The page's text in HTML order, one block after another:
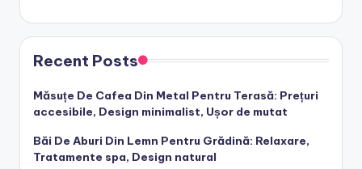
Recent Posts
Măsuțe De Cafea Din Metal Pentru Terasă: Prețuri
accesibile, Design minimalist, Ușor de mutat
Băi De Aburi Din Lemn Pentru Grădină: Relaxare,
Tratamente spa, Design natural